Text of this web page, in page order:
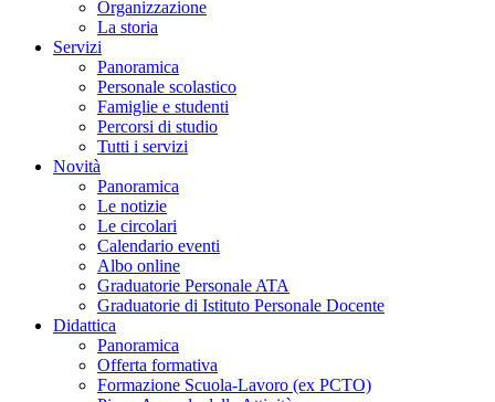
Organizzazione
La storia
Servizi
Panoramica
Personale scolastico
Famiglie e studenti
Percorsi di studio
Tutti i servizi
Novità
Panoramica
Le notizie
Le circolari
Calendario eventi
Albo online
Graduatorie Personale ATA
Graduatorie di Istituto Personale Docente
Didattica
Panoramica
Offerta formativa
Formazione Scuola-Lavoro (ex PCTO)